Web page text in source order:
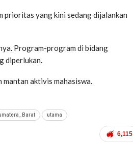
prioritas yang kini sedang dijalankan
Program-program di bidang
diperlukan.
mantan aktivis mahasiswa.
utama
6,115